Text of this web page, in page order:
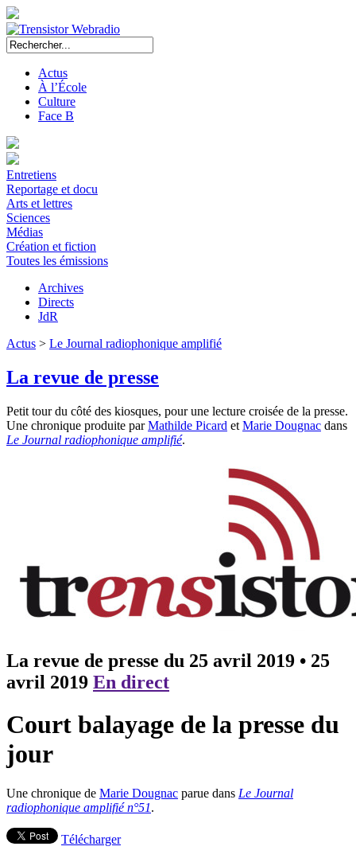
Actus
À l’École
Culture
Face B
Entretiens
Reportage et docu
Arts et lettres
Sciences
Médias
Création et fiction
Toutes les émissions
Archives
Directs
JdR
Actus > Le Journal radiophonique amplifié
La revue de presse
Petit tour du côté des kiosques, pour une lecture croisée de la presse.
Une chronique produite parMathilde Picard et Marie Dougnac dans
Le Journal radiophonique amplifié.
La revue de presse du 25 avril 2019 • 25
avril 2019 En direct
Court balayage de la presse du
jour
Une chronique de Marie Dougnac parue dans Le Journal
radiophonique amplifié n°51.
Télécharger